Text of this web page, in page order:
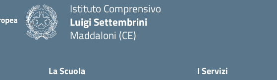
Istituto Comprensivo
Luigi Settembrini
Maddaloni (CE)
La Scuola I Servizi